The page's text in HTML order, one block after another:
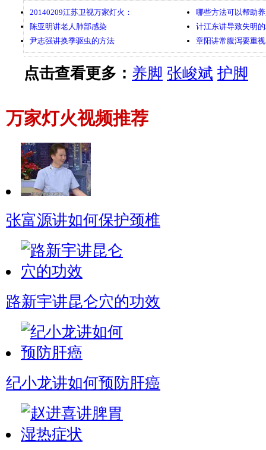
20140209江苏卫视万家灯火：
哪些方法可以帮助
陈亚明讲老人肺部感染
计江东讲导致失明
尹志强讲换季驱虫的方法
章阳讲常腹泻要重视
点击查看更多： 养脚 张峻斌 护脚
万家灯火视频推荐
张富源讲如何保护颈椎
路新宇讲昆仑穴的功效
纪小龙讲如何预防肝癌